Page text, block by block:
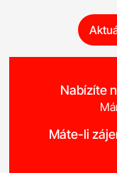
Nabízíte
Máte-li